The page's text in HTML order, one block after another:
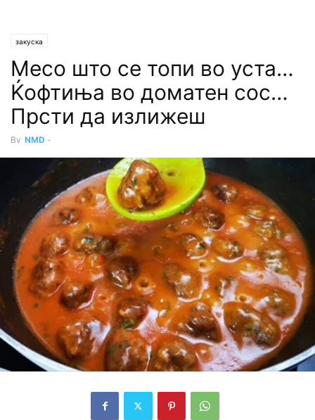
закуска
Месо што се топи во уста…
Ќофтиња во доматен сос…
Прсти да излижеш
By NMD -